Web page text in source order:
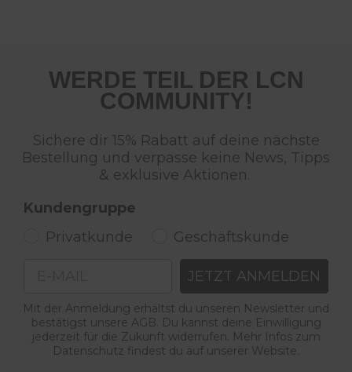
WERDE TEIL DER LCN
COMMUNITY!
Sichere dir 15% Rabatt auf deine nächste
Bestellung und verpasse keine News, Tipps
& exklusive Aktionen.
Kundengruppe
Privatkunde
Geschäftskunde
JETZT ANMELDEN
Mit der Anmeldung erhältst du unseren Newsletter und
bestätigst unsere AGB. Du kannst deine Einwilligung
jederzeit für die Zukunft widerrufen. Mehr Infos zum
Datenschutz findest du auf unserer Website.